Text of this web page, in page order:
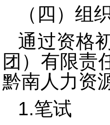
（四）组
通过资格
团）有限责
黔南人力资
1.笔试